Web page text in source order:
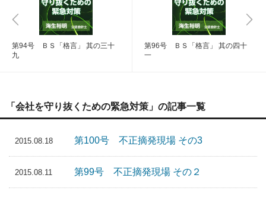
第94号 ＢＳ「格言」 其の三十
九
第96号 ＢＳ「格言」 其の四十
一
「会社を守り抜くための緊急対策」の記事一覧
2015.08.18 第100号 不正摘発現場 その3
2015.08.11 第99号 不正摘発現場 その２